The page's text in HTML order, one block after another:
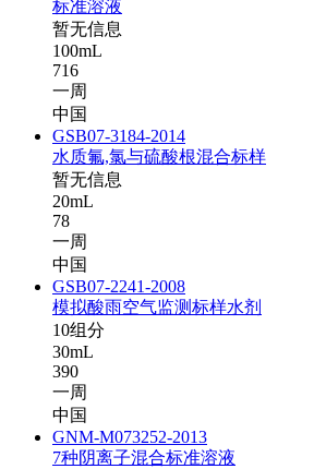
标准溶液
暂无信息
100mL
716
一周
中国
GSB07-3184-2014
水质氟,氯与硫酸根混合标样
暂无信息
20mL
78
一周
中国
GSB07-2241-2008
模拟酸雨空气监测标样水剂
10组分
30mL
390
一周
中国
GNM-M073252-2013
7种阴离子混合标准溶液